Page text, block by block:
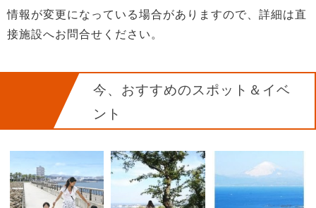
情報が変更になっている場合がありますので、詳細は直
接施設へお問合せください。
今、おすすめのスポット＆イベ
ント